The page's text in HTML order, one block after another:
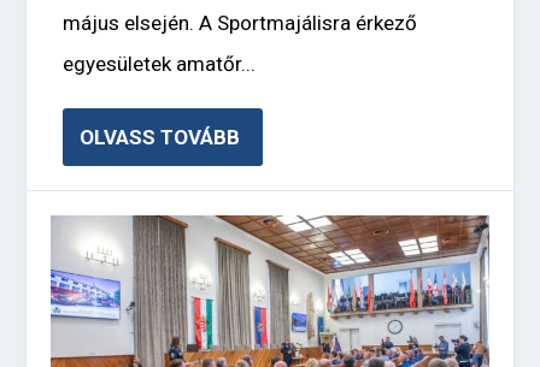
május elsején. A Sportmajálisra érkező
egyesületek amatőr...
OLVASS TOVÁBB